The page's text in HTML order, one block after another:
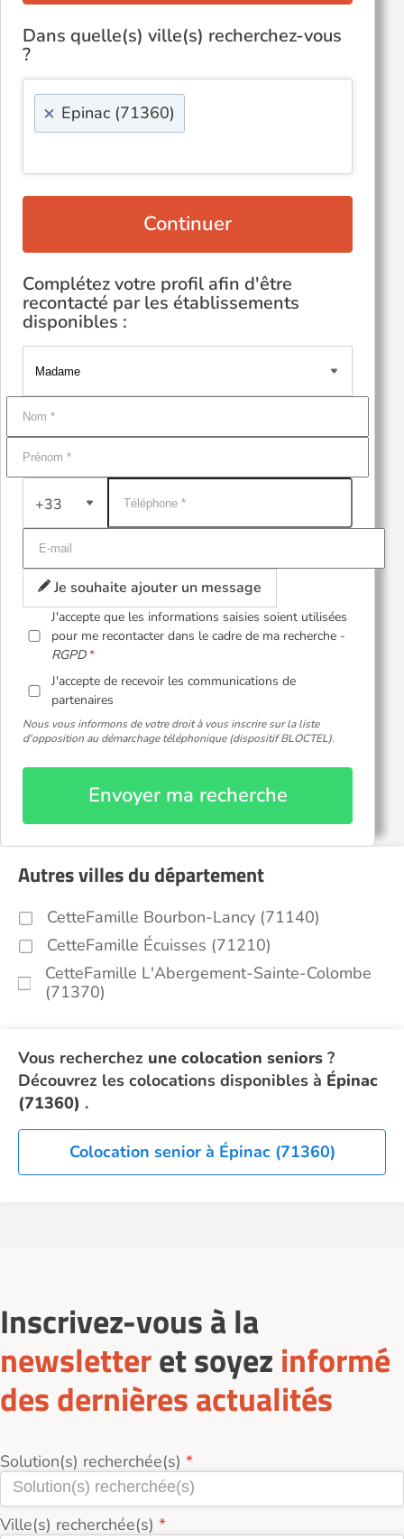
Dans quelle(s) ville(s) recherchez-vous
?
× Epinac (71360)
Continuer
Complétez votre profil afin d'être
recontacté par les établissements
disponibles :
+33
Je souhaite ajouter un message
J'accepte que les informations saisies soient utilisées
pour me recontacter dans le cadre de ma recherche -
RGPD
J'accepte de recevoir les communications de
partenaires
Nous vous informons de votre droit à vous inscrire sur la liste
d'opposition au démarchage téléphonique (dispositif BLOCTEL).
Envoyer ma recherche
Autres villes du département
CetteFamille Bourbon-Lancy (71140)
CetteFamille Écuisses (71210)
CetteFamille L'Abergement-Sainte-Colombe
(71370)
Vous recherchez une colocation seniors ?
Découvrez les colocations disponibles à Épinac
(71360) .
Colocation senior à Épinac (71360)
Inscrivez-vous à la
newsletteret soyez informé
des dernières actualités
Solution(s) recherchée(s)
Ville(s) recherchée(s)